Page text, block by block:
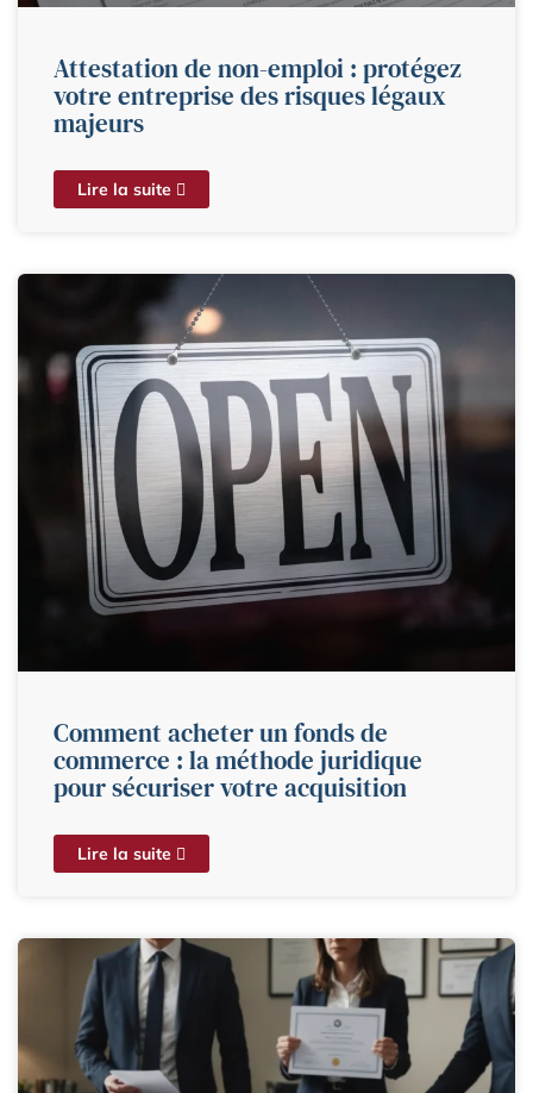
Attestation de non-emploi : protégez
votre entreprise des risques légaux
majeurs
Lire la suite
Comment acheter un fonds de
commerce : la méthode juridique
pour sécuriser votre acquisition
Lire la suite